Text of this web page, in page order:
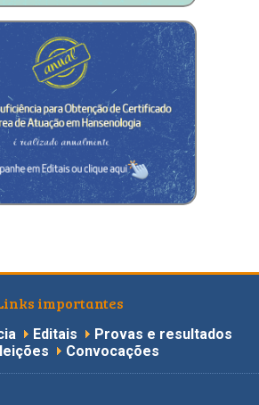
importantes
Editais
Provas e resultados
Convocações